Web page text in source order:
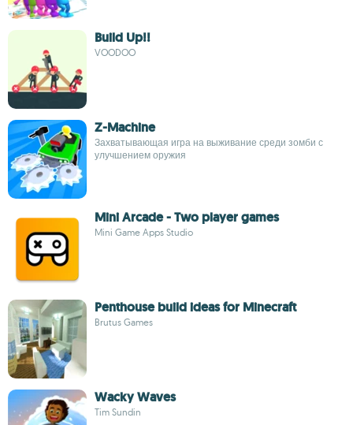
Build Up!!
VOODOO
Z-Machine
Захватывающая игра на выживание среди зомби с
улучшением оружия
Mini Arcade - Two player games
Mini Game Apps Studio
Penthouse build ideas for Minecraft
Brutus Games
Wacky Waves
Tim Sundin